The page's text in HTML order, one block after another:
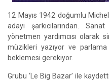
12 Mayıs 1942 doğumlu Michel
adayı şarkıcılarından.
yönetmen yardımcısı olarak
müzikleri yazıyor ve
beklemesi gerekiyor.
Grubu ‘Le Big Bazar’ ile